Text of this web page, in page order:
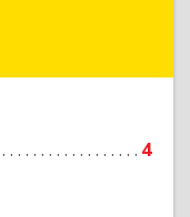
4
Подробнее